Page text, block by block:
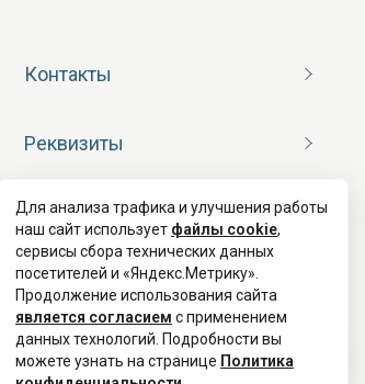
Контакты
Реквизиты
Договор оферты
Согласие на обработку ПД
Политика конфиденциальности
Для анализа трафика и улучшения работы
наш сайт использует файлы cookie,
сервисы сбора технических данных
посетителей и «Яндекс.Метрику».
Продолжение использования сайта
является согласием с применением
данных технологий. Подробности вы
можете узнать на странице Политика